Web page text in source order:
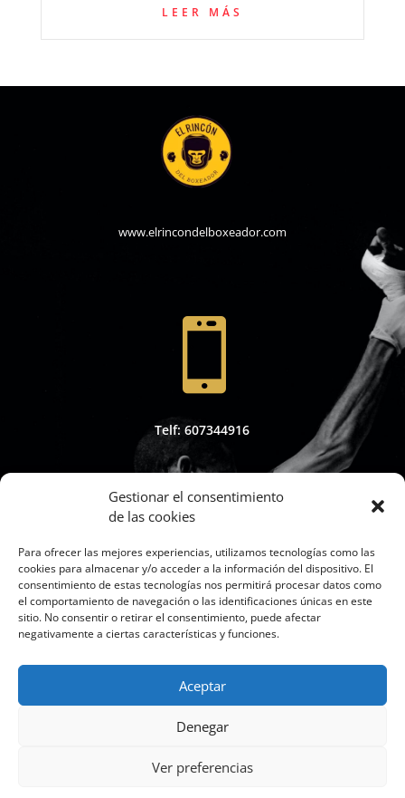
Gestionar el consentimiento
de las cookies
Para ofrecer las mejores experiencias, utilizamos tecnologías como las
cookies para almacenar y/o acceder a la información del dispositivo. El
consentimiento de estas tecnologías nos permitirá procesar datos como
el comportamiento de navegación o las identificaciones únicas en este
sitio. No consentir o retirar el consentimiento, puede afectar
negativamente a ciertas características y funciones.
Aceptar
Denegar
Ver preferencias
LEER MÁS
www.elrincondelboxeador.com

Telf: 607344916

Whapsap: 607344916
